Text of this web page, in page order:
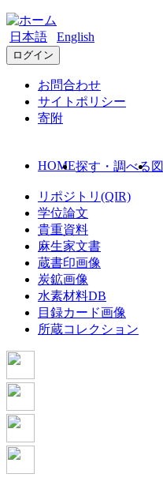
日本語 English
ログイン
お問合わせ
サイトポリシー
寄附
HOME探す・調べる
リポジトリ(QIR)
学位論文
貴重資料
麻生家文書
蔵書印画像
炭鉱画像
水素材料DB
目録カード画像
所蔵コレクション